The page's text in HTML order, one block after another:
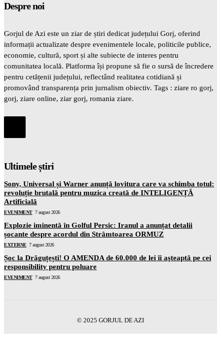
Despre noi
Gorjul de Azi este un ziar de știri dedicat județului Gorj, oferind
informații actualizate despre evenimentele locale, politicile publice,
economie, cultură, sport și alte subiecte de interes pentru
comunitatea locală. Platforma își propune să fie o sursă de încredere
pentru cetățenii județului, reflectând realitatea cotidiană și
promovând transparența prin jurnalism obiectiv. Tags : ziare ro gorj,
gorj, ziare online, ziar gorj, romania ziare.
Ultimele știri
Sony, Universal și Warner anunță lovitura care va schimba totul:
revoluție brutală pentru muzica creată de INTELIGENȚĂ
Artificială
EVENIMENT 7 august 2026
Explozie iminentă în Golful Persic: Iranul a anunțat detalii
șocante despre acordul din Strâmtoarea ORMUZ
EXTERNE 7 august 2026
Șoc la Drăguțești! O AMENDA de 60.000 de lei îi aşteaptă pe cei
responsibility pentru poluare
EVENIMENT 7 august 2026
© 2025 GORJUL DE AZI